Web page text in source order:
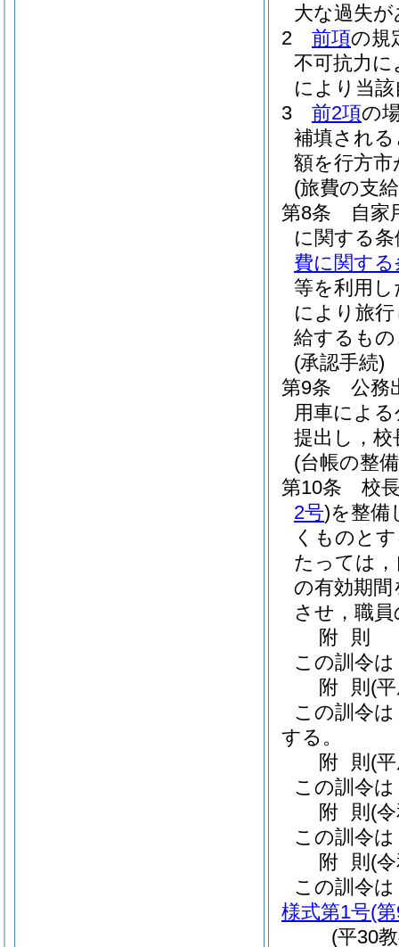
大な過失
2
前項の規
不可抗力に
により当
3
前2項の
補填され
額を行方
(旅費の支
第8条
自家
に関する条
費に関する
等を利用
により旅
給するも
(承認手続)
第9条
公務
用車によ
提出し，
(台帳の整
第10条
校
2号)を整備
くものと
たっては
の有効期間
させ，職
附 則
この訓令
附 則 (
この訓令
する。
附 則 (
この訓令
附 則 (
この訓令
附 則 (
この訓令
様式第1号(
(平30